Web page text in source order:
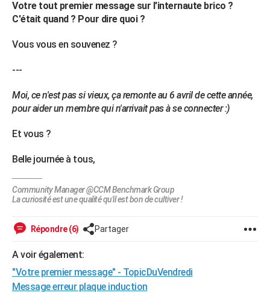
Mobiles
Meilleur smartphone
Internet
Ordinateurs
Jeux vidéo
Guide high-tech
+
Alimentation
Guide de la santé
Maladies
Médicaments
Sommeil
VOYAGE
Destinations
City break
Voyage nature
Voyage de noces
Forum
Climat
PHOTO
GUIDES D'ACHAT
BONS PLANS
Carte de Noël
Carte Bonne année
Carte Saint-Valentin
Carte Pâques
Carte d'anniversaire
DICTIONNAIRE
Dictionnaire
Biographies
Citations
Expressions
Proverbes
PROGRAMME TV
COPAINS D'AVANT
Votre tout premier message sur l'internaute brico ?
C'était quand ? Pour dire quoi ?
Vous vous en souvenez ?
---
Moi, ce n'est pas si vieux, ça remonte au 6 avril de cette année,
pour aider un membre qui n'arrivait pas à se connecter :)
Et vous ?
Belle journée à tous,
Community Manager @CCM Benchmark Group
La curiosité est une qualité qu'il est bon de cultiver !
Répondre (6) Partager
A voir également:
"Votre premier message" - TopicDuVendredi
Message erreur plaque induction